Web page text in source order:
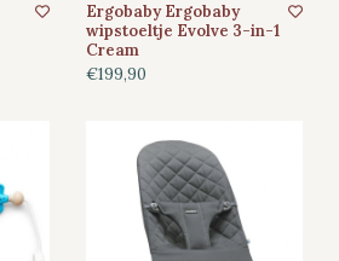
Ergobaby Ergobaby
wipstoeltje Evolve 3-in-1
Cream
€199,90